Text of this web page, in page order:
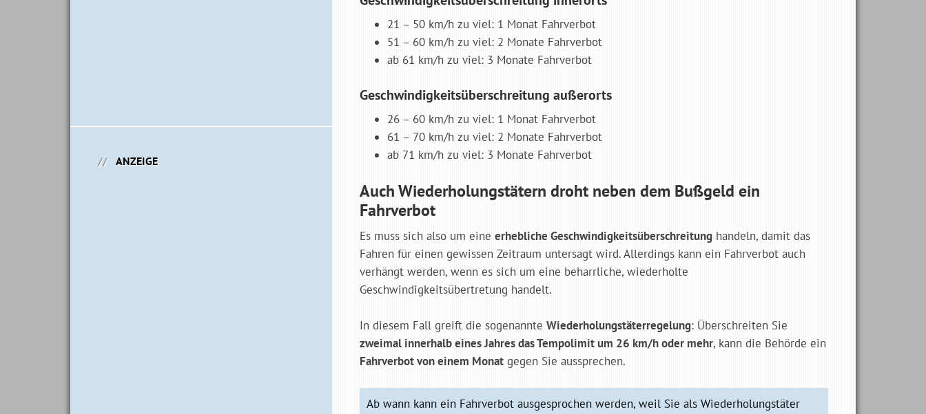
21 – 50 km/h zu viel: 1 Monat Fahrverbot
51 – 60 km/h zu viel: 2 Monate Fahrverbot
ab 61 km/h zu viel: 3 Monate Fahrverbot
Geschwindigkeitsüberschreitung außerorts
26 – 60 km/h zu viel: 1 Monat Fahrverbot
61 – 70 km/h zu viel: 2 Monate Fahrverbot
ab 71 km/h zu viel: 3 Monate Fahrverbot
Auch Wiederholungstätern droht neben dem Bußgeld ein
Fahrverbot
Es muss sich also um eine erhebliche Geschwindigkeitsüberschreitung handeln, damit das
Fahren für einen gewissen Zeitraum untersagt wird. Allerdings kann ein Fahrverbot auch
verhängt werden, wenn es sich um eine beharrliche, wiederholte
Geschwindigkeitsübertretung handelt.
In diesem Fall greift die sogenannte Wiederholungstäterregelung: Überschreiten Sie
zweimal innerhalb eines Jahres das Tempolimit um 26 km/h oder mehr, kann die Behörde ein
Fahrverbot von einem Monat gegen Sie aussprechen.
Ab wann kann ein Fahrverbot ausgesprochen werden, weil Sie als Wiederholungstäter
ANZEIGE